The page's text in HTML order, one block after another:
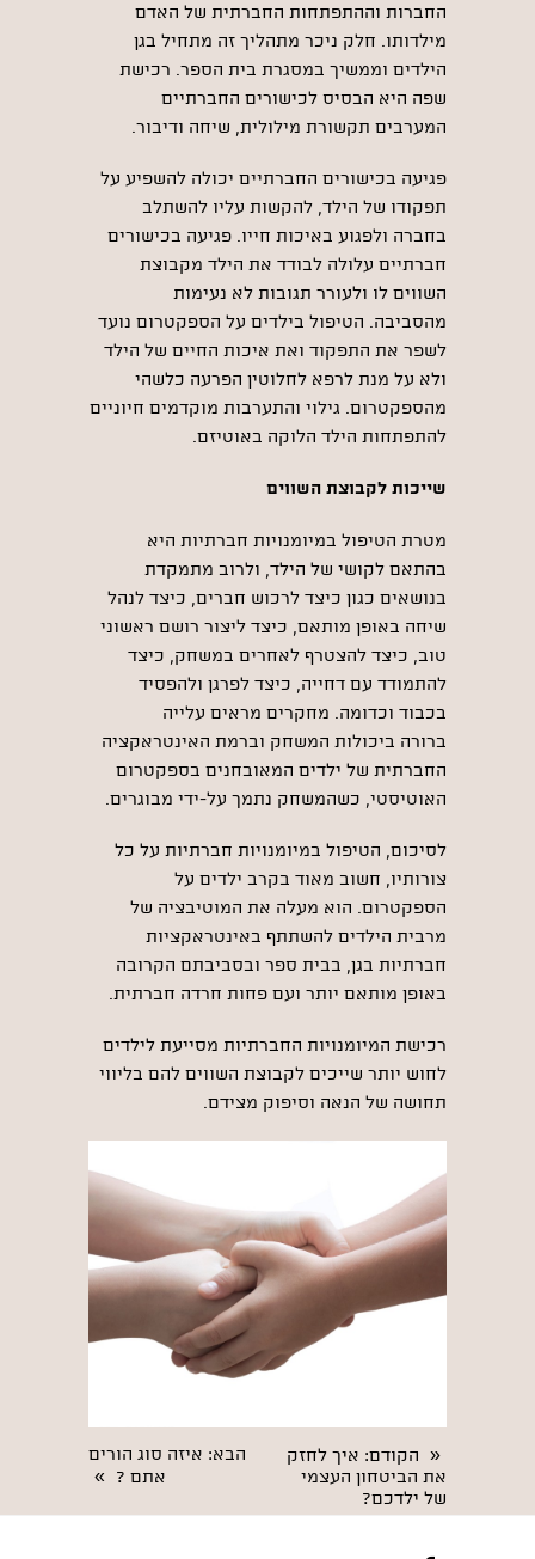
החברות וההתפתחות החברתית של האדם
מילדותו. חלק ניכר מתהליך זה מתחיל בגן
הילדים וממשיך במסגרת בית הספר. רכישת
שפה היא הבסיס לכישורים החברתיים
המערבים תקשורת מילולית, שיחה ודיבור.
פגיעה בכישורים החברתיים יכולה להשפיע על
תפקודו של הילד, להקשות עליו להשתלב
בחברה ולפגוע באיכות חייו. פגיעה בכישורים
חברתיים עלולה לבודד את הילד מקבוצת
השווים לו ולעורר תגובות לא נעימות
מהסביבה. הטיפול בילדים על הספקטרום נועד
לשפר את התפקוד ואת איכות החיים של הילד
ולא על מנת לרפא לחלוטין הפרעה כלשהי
מהספקטרום. גילוי והתערבות מוקדמים חיוניים
להתפתחות הילד הלוקה באוטיזם.
שייכות לקבוצת השווים
מטרת הטיפול במיומנויות חברתיות היא
בהתאם לקושי של הילד, ולרוב מתמקדת
בנושאים כגון כיצד לרכוש חברים, כיצד לנהל
שיחה באופן מותאם, כיצד ליצור רושם ראשוני
טוב, כיצד להצטרף לאחרים במשחק, כיצד
להתמודד עם דחייה, כיצד לפרגן ולהפסיד
בכבוד וכדומה. מחקרים מראים עלייה
ברורה ביכולות המשחק וברמת האינטראקציה
החברתית של ילדים המאובחנים בספקטרום
האוטיסטי, כשהמשחק נתמך על-ידי מבוגרים.
לסיכום, הטיפול במיומנויות חברתיות על כל
צורותיו, חשוב מאוד בקרב ילדים על
הספקטרום. הוא מעלה את המוטיבציה של
מרבית הילדים להשתתף באינטראקציות
חברתיות בגן, בבית ספר ובסביבתם הקרובה
באופן מותאם יותר ועם פחות חרדה חברתית.
רכישת המיומנויות החברתיות מסייעת לילדים
לחוש יותר שייכים לקבוצת השווים להם בליווי
תחושה של הנאה וסיפוק מצידם.
« הקודם: איך לחזק
את הביטחון העצמי
של ילדכם?
הבא: איזה סוג הורים
אתם ?
»